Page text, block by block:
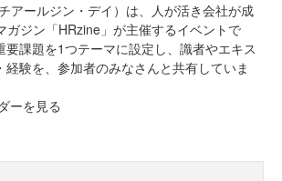
アールジン・デイ）は、人が活き会社が成
ガジン「HRzine」が主催するイベントで
要課題を1つテーマに設定し、識者やエキス
験を、参加者のみなさんと共有していま
ーを見る